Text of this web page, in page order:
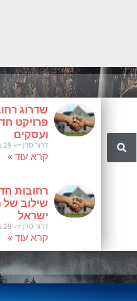
שדרוג
פרויקט
ועסקים
דרור סדן 29 בינואר 2025
קרא עוד »
רחובות
שילוב של
ישראל
דרור סדן 29 בינואר 2025
קרא עוד »